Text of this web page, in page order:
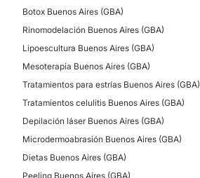
Verrugas
Manchas de la piel
Vitiligo
Rosácea
Tratamiento acné
CIRUGÍA ESTÉTICA
Lipoescultura
Botox Buenos Aires (GBA)
Rinomodelación Buenos Aires (GBA)
Lipoescultura Buenos Aires (GBA)
Mesoterapia Buenos Aires (GBA)
Tratamientos para estrías Buenos Aires (GBA)
Tratamientos celulitis Buenos Aires (GBA)
Depilación láser Buenos Aires (GBA)
Microdermoabrasión Buenos Aires (GBA)
Dietas Buenos Aires (GBA)
Peeling Buenos Aires (GBA)